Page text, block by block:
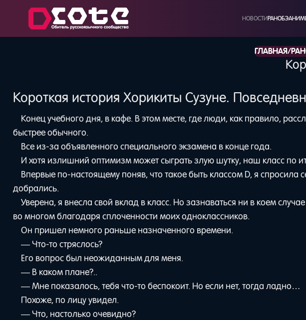
НОВОСТИРАНОБЭ
ГЛАВНАЯ/
Короткая история Хорикиты Сузуне.
Конец учебного дня, в кафе. В этом месте, где люди, как правило,
быстрее обычного.
Все из-за объявленного специального экзамена в конце года.
И хотя излишний оптимизм может сыграть злую шутку, наш класс по
Впервые по-настоящему поняв, что такое быть классом D, я спросила
добрались.
Уверена, я внесла свой вклад в класс. Но зазнаваться ни в коем
во многом благодаря сплоченности моих одноклассников.
Он пришел немного раньше назначенного времени.
— Что-то стряслось?
Его вопрос был неожиданным для меня.
— В каком плане?..
— Мне показалось, тебя что-то беспокоит. Но если нет, тогда ладно…
Похоже, по лицу увидел.
— Что, настолько очевидно?